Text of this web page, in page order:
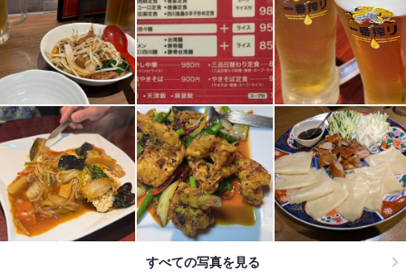
すべての写真を見る